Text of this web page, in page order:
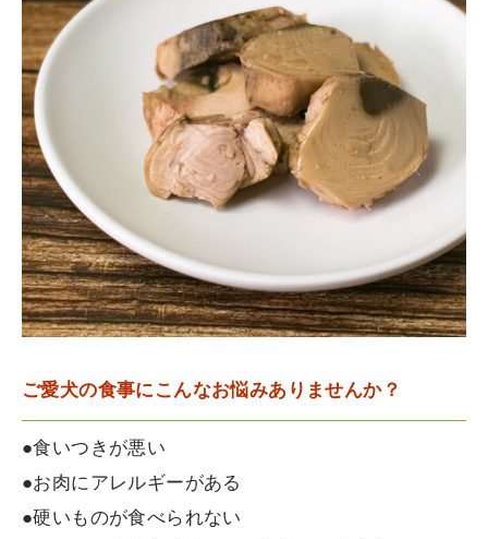
ご愛犬の食事にこんなお悩みありませんか？
●食いつきが悪い
●お肉にアレルギーがある
●硬いものが食べられない